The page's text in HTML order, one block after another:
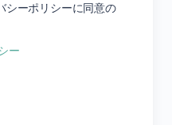
シーポリシーに同意の
ー